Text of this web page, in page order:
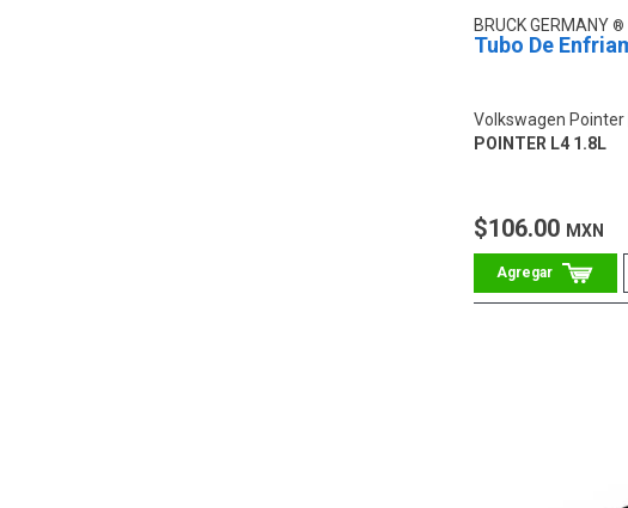
BRUCK GERMANY
Tubo De
Volkswagen Pointer
POINTER L4 1.8L
$106.00 MXN